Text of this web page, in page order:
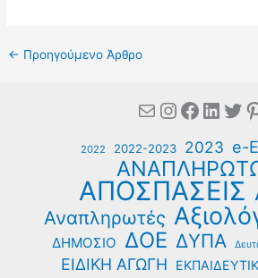
← Προηγούμενο Άρθρο
Mail
2022 2022-2023 2023 e-
ΑΠΟΣΠΑΣΕΙΣ
Αναπληρωτές
ΔΗΜΟΣΙΟ ΔΟΕ ΔΥΠΑ
ΕΙΔΙΚΗ ΑΓΩΓΗ